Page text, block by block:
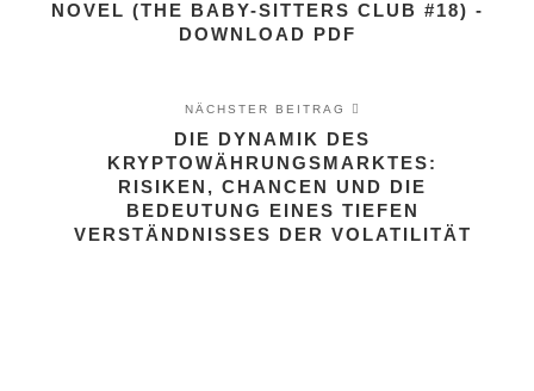
NOVEL (THE BABY-SITTERS CLUB #18) -
DOWNLOAD PDF
NÄCHSTER BEITRAG
DIE DYNAMIK DES
KRYPTOWÄHRUNGSMARKTES:
RISIKEN, CHANCEN UND DIE
BEDEUTUNG EINES TIEFEN
VERSTÄNDNISSES DER VOLATILITÄT